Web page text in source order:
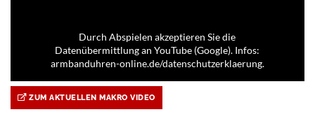
Durch Abspielen akzeptieren Sie die
Datenübermittlung an YouTube (Google). Infos:
armbanduhren-online.de/datenschutzerklaerung.
ZUM AKTUELLEN MAKRO VIDEO